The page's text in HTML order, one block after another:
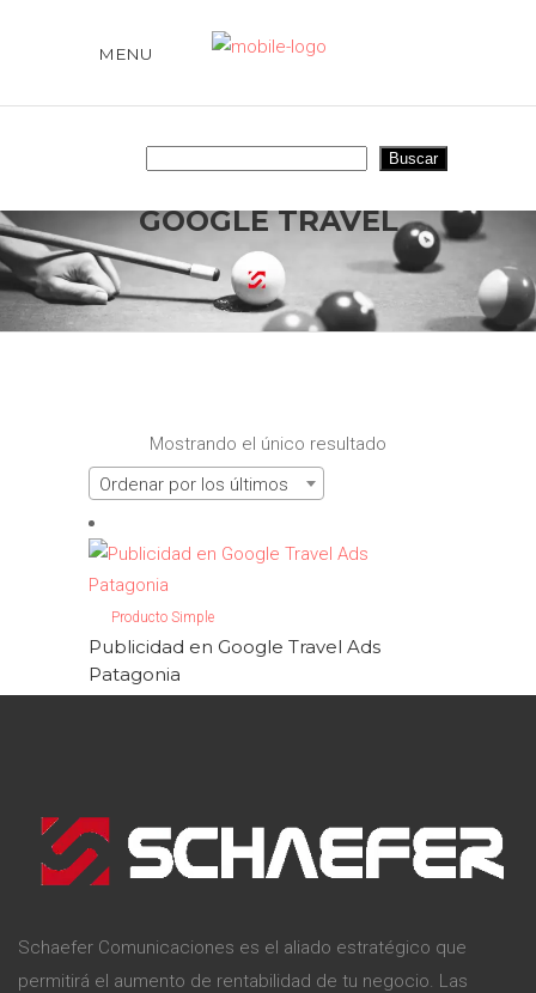
MENU
Buscar
GOOGLE TRAVEL
Mostrando el único resultado
Ordenar por los últimos
Producto Simple
Publicidad en Google Travel Ads
Patagonia
Schaefer Comunicaciones es el aliado estratégico que
permitirá el aumento de rentabilidad de tu negocio. Las